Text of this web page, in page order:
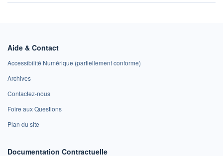
Aide & Contact
Accessibilité Numérique (partiellement conforme)
Archives
Contactez-nous
Foire aux Questions
Plan du site
Documentation Contractuelle